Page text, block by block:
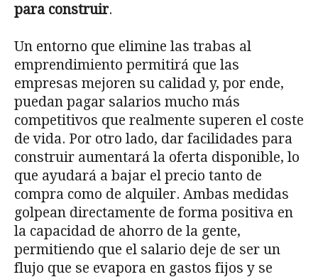
para construir.
Un entorno que elimine las trabas al
emprendimiento permitirá que las
empresas mejoren su calidad y, por ende,
puedan pagar salarios mucho más
competitivos que realmente superen el coste
de vida. Por otro lado, dar facilidades para
construir aumentará la oferta disponible, lo
que ayudará a bajar el precio tanto de
compra como de alquiler. Ambas medidas
golpean directamente de forma positiva en
la capacidad de ahorro de la gente,
permitiendo que el salario deje de ser un
flujo que se evapora en gastos fijos y se